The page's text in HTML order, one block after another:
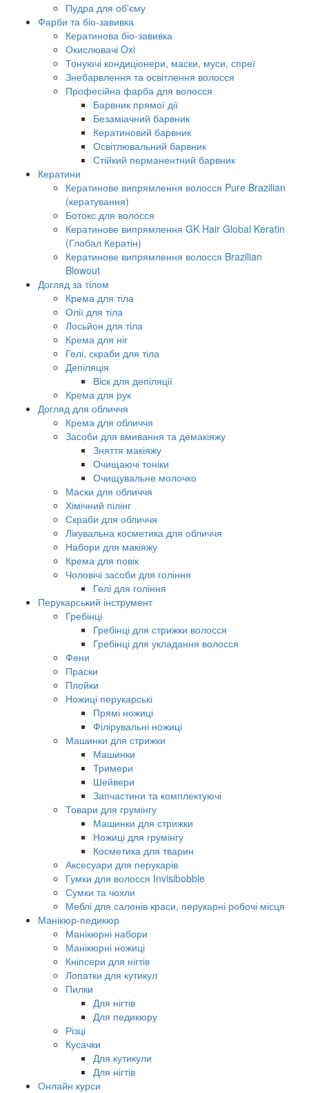
Пудра для об'єму
Фарби та біо-завивка
Кератинова біо-завивка
Окислювачі Oxi
Тонуючі кондиціонери, маски, муси, спреї
Знебарвлення та освітлення волосся
Професійна фарба для волосся
Барвник прямої дії
Безаміачний барвник
Кератиновий барвник
Освітлювальний барвник
Стійкий перманентний барвник
Кератини
Кератинове випрямлення волосся Pure Brazilian
(кератування)
Ботокс для волосся
Кератинове випрямлення GK Hair Global Keratin
(Глобал Кератін)
Кератинове випрямлення волосся Brazilian
Blowout
Догляд за тілом
Крема для тіла
Олії для тіла
Лосьйон для тіла
Крема для ніг
Гелі, скраби для тіла
Депіляція
Віск для депіляції
Крема для рук
Догляд для обличчя
Крема для обличчя
Засоби для вмивання та демакіяжу
Зняття макіяжу
Очищаючі тоніки
Очищувальне молочко
Маски для обличчя
Хімічний пілінг
Скраби для обличчя
Лікувальна косметика для обличчя
Набори для макіяжу
Крема для повік
Чоловічі засоби для гоління
Гелі для гоління
Перукарський інструмент
Гребінці
Гребінці для стрижки волосся
Гребінці для укладання волосся
Фени
Праски
Плойки
Ножиці перукарські
Прямі ножиці
Філірувальні ножиці
Машинки для стрижки
Машинки
Тримери
Шейвери
Запчастини та комплектуючі
Товари для грумінгу
Машинки для стрижки
Ножиці для грумінгу
Косметика для тварин
Аксесуари для перукарів
Гумки для волосся Invisibobble
Сумки та чохли
Меблі для салонів краси, перукарні робочі місця
Манікюр-педикюр
Манікюрні набори
Манікюрні ножиці
Кніпсери для нігтів
Лопатки для кутикул
Пилки
Для нігтів
Для педикюру
Різці
Кусачки
Для кутикули
Для нігтів
Онлайн курси